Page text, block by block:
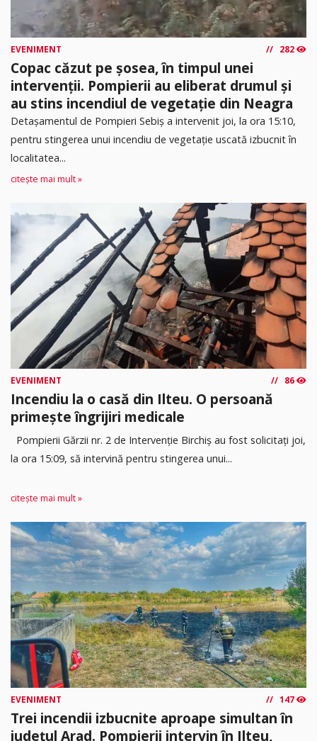
EVENIMENT 282
Copac căzut pe șosea, în timpul unei
intervenții. Pompierii au eliberat drumul și
au stins incendiul de vegetație din Neagra
Detașamentul de Pompieri Sebiș a intervenit joi, la ora 15:10,
pentru stingerea unui incendiu de vegetație uscată izbucnit în
localitatea...
citește mai mult »
EVENIMENT 86
Incendiu la o casă din Ilteu. O persoană
primește îngrijiri medicale
Pompierii Gărzii nr. 2 de Intervenție Birchiș au fost solicitați joi,
la ora 15:09, să intervină pentru stingerea unui...
citește mai mult »
EVENIMENT 147
Trei incendii izbucnite aproape simultan în
județul Arad. Pompierii intervin în Ilteu,